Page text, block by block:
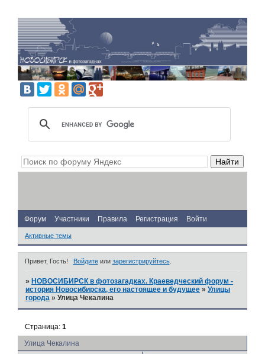
Форум Участники Правила Регистрация Войти
Активные темы
Привет, Гость! Войдитеили зарегистрируйтесь.
» НОВОСИБИРСК в фотозагадках. Краеведческий форум -
история Новосибирска, его настоящее и будущее »Улицы
города »Улица Чекалина
Улица Чекалина
Страница:1